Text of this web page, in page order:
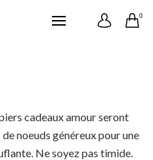
0
cadeaux amour seront
noeuds généreux pour une
Ne soyez pas timide.